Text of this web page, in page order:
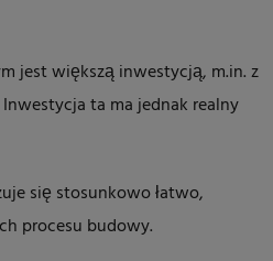
jest większą inwestycją, m.in. z
ta ma jednak realny
się stosunkowo łatwo,
procesu budowy.